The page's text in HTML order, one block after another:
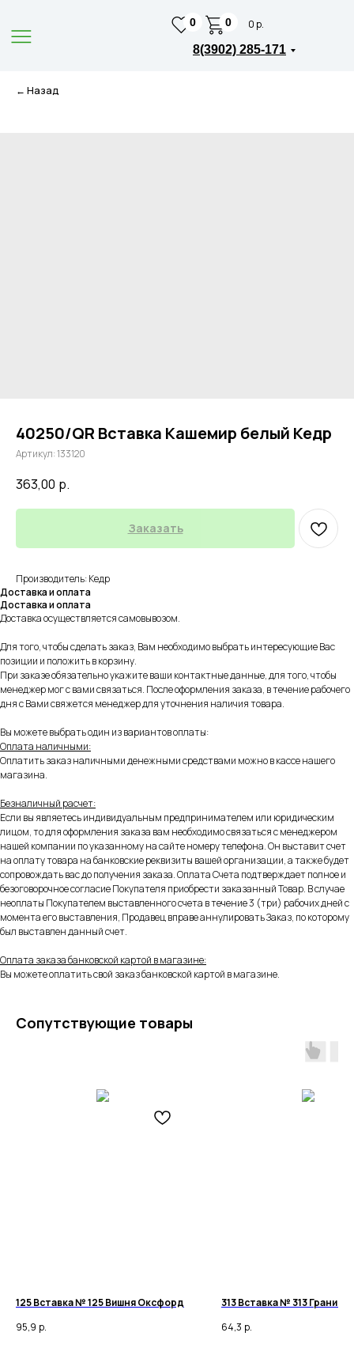
8(3902) 285-171
0 0 р.
0
← Назад
40250/QR Вставка Кашемир белый Кедр
Артикул:133120
363,00 р.
Заказать
Производитель: Кедр
Доставка и оплата
Доставка и оплата
Доставка осуществляется самовывозом.
Для того, чтобы сделать заказ, Вам необходимо выбрать интересующие Вас
позиции и положить в корзину.
При заказе обязательно укажите ваши контактные данные, для того, чтобы
менеджер мог с вами связаться. После оформления заказа, в течение рабочего
дня с Вами свяжется менеджер для уточнения наличия товара.
Вы можете выбрать один из вариантов оплаты:
Оплата наличными:
Оплатить заказ наличными денежными средствами можно в кассе нашего
магазина.
Безналичный расчет:
Если вы являетесь индивидуальным предпринимателем или юридическим
лицом, то для оформления заказа вам необходимо связаться с менеджером
нашей компании по указанному на сайте номеру телефона. Он выставит счет
на оплату товара на банковские реквизиты вашей организации, а также будет
сопровождать вас до получения заказа. Оплата Счета подтверждает полное и
безоговорочное согласие Покупателя приобрести заказанный Товар. В случае
неоплаты Покупателем выставленного счета в течение 3 (три) рабочих дней с
момента его выставления, Продавец вправе аннулировать Заказ, по которому
был выставлен данный счет.
Оплата заказа банковской картой в магазине:
Вы можете оплатить свой заказ банковской картой в магазине.
Сопутствующие товары
125 Вставка № 125 Вишня Оксфорд
95,9 р.
313 Вставка № 313 Гранит
64,3 р.